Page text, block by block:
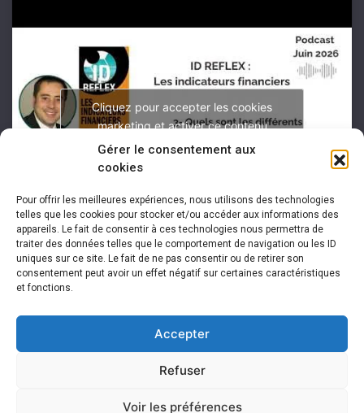
Gérer le consentement aux
cookies
Pour offrir les meilleures expériences, nous utilisons des technologies
telles que les cookies pour stocker et/ou accéder aux informations des
appareils. Le fait de consentir à ces technologies nous permettra de
traiter des données telles que le comportement de navigation ou les ID
uniques sur ce site. Le fait de ne pas consentir ou de retirer son
consentement peut avoir un effet négatif sur certaines caractéristiques
et fonctions.
Accepter
Refuser
Voir les préférences
Cliquez pour accepter les cookies
marketing et activer ce contenu